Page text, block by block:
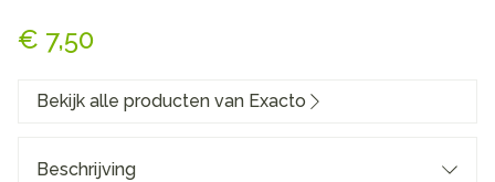
€ 7,50
Bekijk alle producten van Exacto
Beschrijving